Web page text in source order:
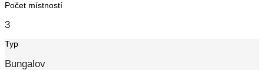
Počet místností
3
Typ
Bungalov